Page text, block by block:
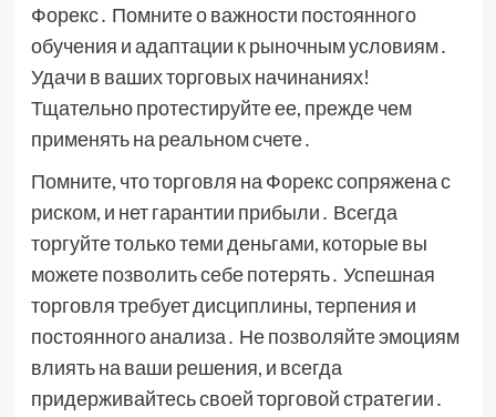
Форекс․ Помните о важности постоянного
обучения и адаптации к рыночным условиям․
Удачи в ваших торговых начинаниях!
Тщательно протестируйте ее, прежде чем
применять на реальном счете․
Помните, что торговля на Форекс сопряжена с
риском, и нет гарантии прибыли․ Всегда
торгуйте только теми деньгами, которые вы
можете позволить себе потерять․ Успешная
торговля требует дисциплины, терпения и
постоянного анализа․ Не позволяйте эмоциям
влиять на ваши решения, и всегда
придерживайтесь своей торговой стратегии․